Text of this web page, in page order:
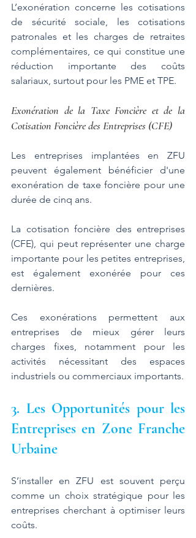
L’exonération concerne les cotisations
de sécurité sociale, les cotisations
patronales et les charges de retraites
complémentaires, ce qui constitue une
réduction importante des coûts
salariaux, surtout pour les PME et TPE.
Exonération de la Taxe Foncière et de la
Cotisation Foncière des Entreprises (CFE)
Les entreprises implantées en ZFU
peuvent également bénéficier d'une
exonération de taxe foncière pour une
durée de cinq ans.
La cotisation foncière des entreprises
(CFE), qui peut représenter une charge
importante pour les petites entreprises,
est également exonérée pour ces
dernières.
Ces exonérations permettent aux
entreprises de mieux gérer leurs
charges fixes, notamment pour les
activités nécessitant des espaces
industriels ou commerciaux importants.
3. Les Opportunités pour les
Entreprises en Zone Franche
Urbaine
S’installer en ZFU est souvent perçu
comme un choix stratégique pour les
entreprises cherchant à optimiser leurs
coûts.